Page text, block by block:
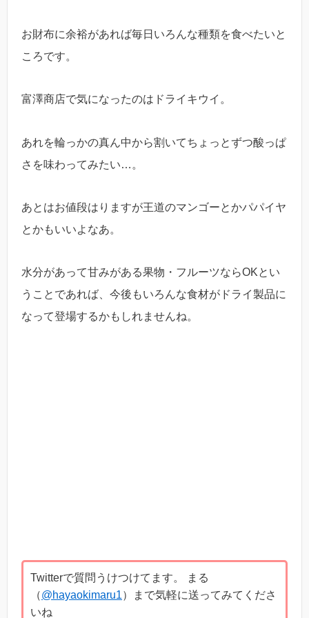
お財布に余裕があれば毎日いろんな種類を食べたいと
ころです。
富澤商店で気になったのはドライキウイ。
あれを輪っかの真ん中から割いてちょっとずつ酸っぱ
さを味わってみたい…。
あとはお値段はりますが王道のマンゴーとかパパイヤ
とかもいいよなあ。
水分があって甘みがある果物・フルーツならOKとい
うことであれば、今後もいろんな食材がドライ製品に
なって登場するかもしれませんね。
Twitterで質問うけつけてます。 まる
（@hayaokimaru1）まで気軽に送ってみてくださ
いね